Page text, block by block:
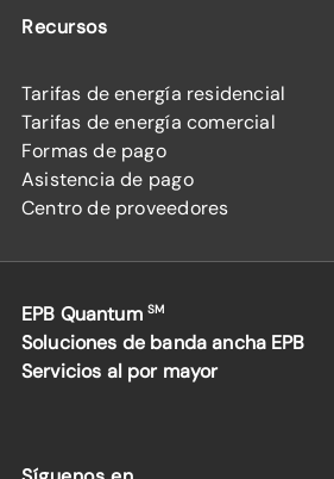
Recursos
Tarifas de energía residencial
Tarifas de energía comercial
Formas de pago
Asistencia de pago
Centro de proveedores
EPB Quantum SM
Soluciones de banda ancha EPB
Servicios al por mayor